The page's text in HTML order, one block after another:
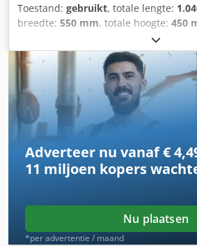
Toestand: gebruikt, totale lengte:
breedte: 550 mm, totale hoogte: 450
aanwezig: Nee - CE certificaat
Transportafmetingen: 1040mm x
h) - Transportcolli [st.]: 1 Financiële
getoonde prijs is exclusief BTW BTW/
verrekenbaar voor ondernemers
mogelijk van alles in de industriële
Rossum Cjdpfx Abexm Rgxehjha
Adverteer nu vanaf €
11 miljoen kopers
Nu plaatsen
*per advertentie / maand